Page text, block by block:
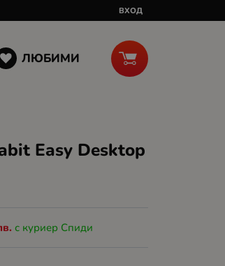
ВХОД
ЛЮБИМИ
Easy Desktop
с куриер Спиди